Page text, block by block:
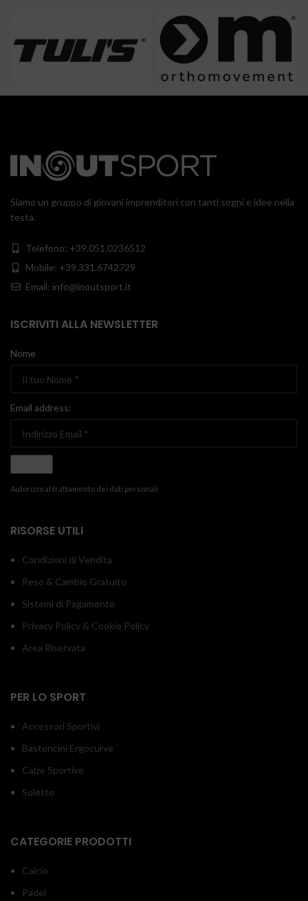
Siamo un gruppo di giovani imprenditori con tanti sogni e idee nella
testa.
Telefono: +39.051.0236512
Mobile: +39.331.6742729
Email: info@inoutsport.it
ISCRIVITI ALLA NEWSLETTER
Nome
Email address:
Autorizzo al trattamento dei dati personali
RISORSE UTILI
Condizioni di Vendita
Reso & Cambio Gratuito
Sistemi di Pagamento
Privacy Policy & Cookie Policy
Area Riservata
PER LO SPORT
Accessori Sportivi
Bastoncini Ergocurve
Calze Sportive
Solette
CATEGORIE PRODOTTI
Calcio
Padel